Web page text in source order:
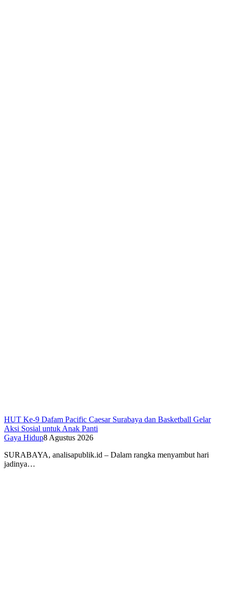
HUT Ke-9 Dafam Pacific Caesar Surabaya dan Basketball Gelar
Aksi Sosial untuk Anak Panti
Gaya Hidup8 Agustus 2026
SURABAYA, analisapublik.id – Dalam rangka menyambut hari
jadinya…